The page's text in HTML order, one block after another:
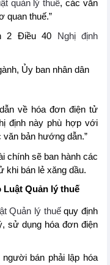
quản lý thuế, các văn
quan thuế.”
2 Điều 40
Nghị định
Ủy ban nhân dân
về hóa đơn điện tử
định này phù hợp với
văn bản hướng dẫn.”
chính sẽ ban hành các
khi bán lẻ xăng dầu.
Quản lý thuế
Quản lý thuếquy định
sử dụng hóa đơn điện
bán phải lập hóa